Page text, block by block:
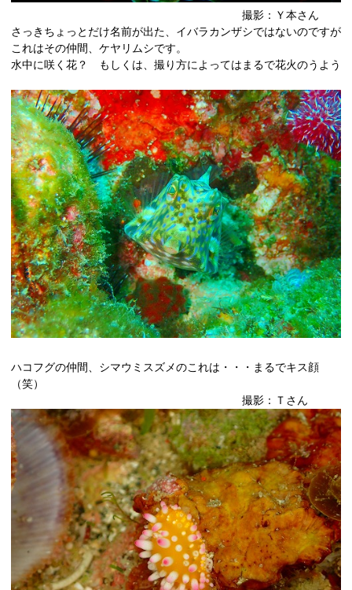
撮影：Ｙ本さん
さっきちょっとだけ名前が出た、イバラカンザシではないのですが
これはその仲間、ケヤリムシです。
水中に咲く花？ もしくは、撮り方によってはまるで花火のうよう
ハコフグの仲間、シマウミスズメのこれは・・・まるでキス顔
（笑）
撮影：Ｔさん